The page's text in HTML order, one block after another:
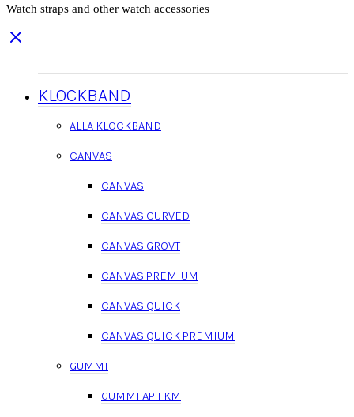
Watch straps and other watch accessories
KLOCKBAND
ALLA KLOCKBAND
CANVAS
CANVAS
CANVAS CURVED
CANVAS GROVT
CANVAS PREMIUM
CANVAS QUICK
CANVAS QUICK PREMIUM
GUMMI
GUMMI AP FKM